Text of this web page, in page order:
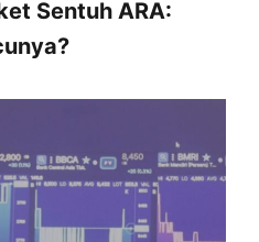
Sentuh ARA: